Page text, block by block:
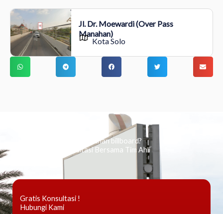
Jl. Dr. Moewardi (Over Pass
Manahan)
Kota Solo
Ingin tahu tentang periklanan billboard?
Kami Berikan Konsultasi Bersama Tim Ahli
Gratis Konsultasi !
Hubungi Kami